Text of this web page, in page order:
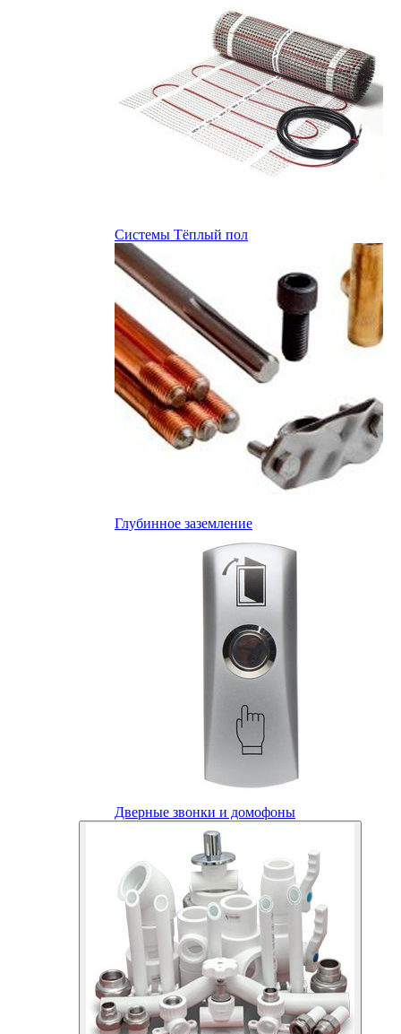
Системы Тёплый пол
Глубинное заземление
Дверные звонки и домофоны